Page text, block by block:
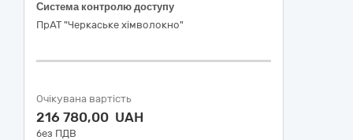
Система контролю доступу
ПрАТ "Черкаське хімволокно"
Очікувана вартість
216 780,00 UAH
без ПДВ